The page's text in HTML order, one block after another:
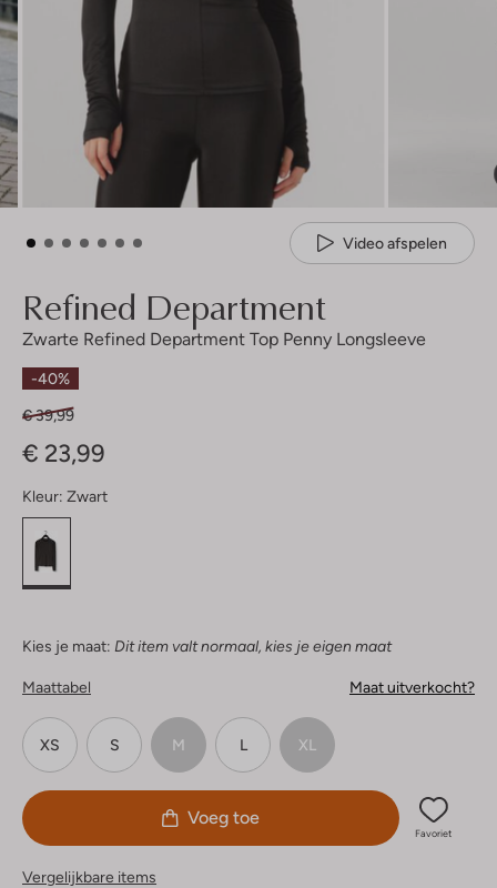
Video afspelen
Refined Department
Zwarte Refined Department Top Penny Longsleeve
-40%
€ 39,99
€ 23,99
Kleur: Zwart
Kies je maat: Dit item valt normaal, kies je eigen maat
Maattabel Maat uitverkocht?
XS S M L XL
Voeg toe
Favoriet
Vergelijkbare items